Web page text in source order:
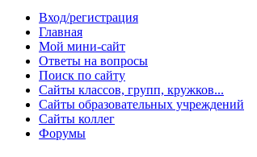
Вход/регистрация
Главная
Мой мини-сайт
Ответы на вопросы
Поиск по сайту
Сайты классов, групп, кружков...
Сайты образовательных учреждений
Сайты коллег
Форумы